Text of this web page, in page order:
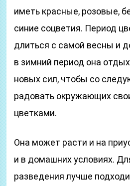
иметь красные, розовые,
синие соцветия. Период
длиться с самой весны и
в зимний период она
новых сил, чтобы со
радовать окружающих
цветками.
Она может расти и на
и в домашних условиях.
разведения лучше